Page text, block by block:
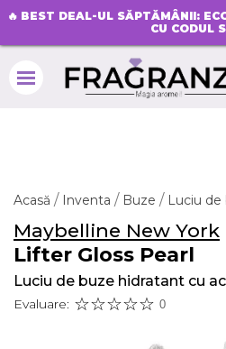
🔥 BEST DEAL-UL SĂPTĂMÂNII:
CU CODUL
Acasă Inventa Buze Luciu de
Maybelline New York
Lifter Gloss Pearl
Luciu de buze hidratant cu
Evaluare: 0